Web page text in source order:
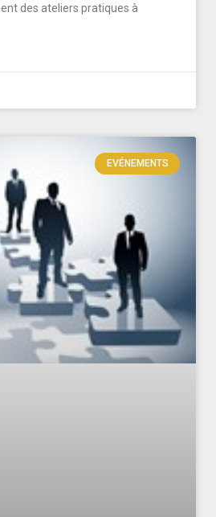
des ateliers pratiques à
EVÉNEMENTS